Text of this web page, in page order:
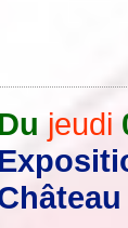
Du jeudi